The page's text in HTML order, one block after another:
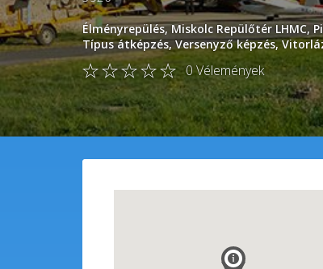
Élményrepülés,Miskolc Repülőtér LHMC,
Típus átképzés, Versenyző képzés,
0Vélemények